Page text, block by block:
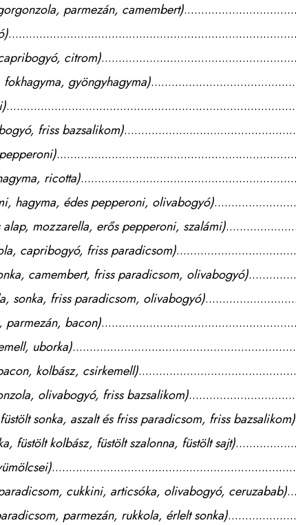
parmezán, camembert)
citrom)
gyöngyhagyma)
friss bazsalikom)
ricotta)
hagyma, édes pepperoni, olivabogyó)
mozzarella, erős pepperoni, szalámi)
capribogyó, friss paradicsom)
camembert, friss paradicsom, olivabogyó)
sonka, friss paradicsom, olivabogyó)
parmezán, bacon)
uborka)
kolbász, csirkemell)
olivabogyó, friss bazsalikom)
sonka, aszalt és friss paradicsom, friss bazsalikom)
füstölt kolbász, füstölt szalonna, füstölt sajt)
cukkini, articsóka, olivabogyó, ceruzabab)
parmezán, rukkola, érlelt sonka)